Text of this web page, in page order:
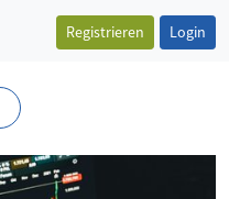
Registrieren Login